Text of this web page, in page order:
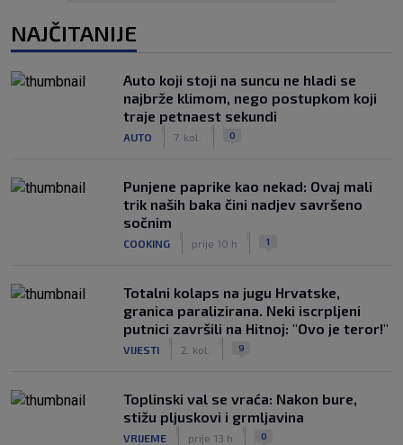
NAJČITANIJE
Auto koji stoji na suncu ne hladi se
najbrže klimom, nego postupkom koji
traje petnaest sekundi
AUTO 7. kol. 0
Punjene paprike kao nekad: Ovaj mali
trik naših baka čini nadjev savršeno
sočnim
COOKING prije 10 h 1
Totalni kolaps na jugu Hrvatske,
granica paralizirana. Neki iscrpljeni
putnici završili na Hitnoj: "Ovo je teror!"
VIJESTI 2. kol. 9
Toplinski val se vraća: Nakon bure,
stižu pljuskovi i grmljavina
VRIJEME prije 13 h 0